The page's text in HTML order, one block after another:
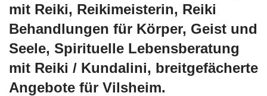
mit Reiki, Reikimeisterin, Reiki
Behandlungen für Körper, Geist und
Seele, Spirituelle Lebensberatung
mit Reiki / Kundalini, breitgefächerte
Angebote für Vilsheim.